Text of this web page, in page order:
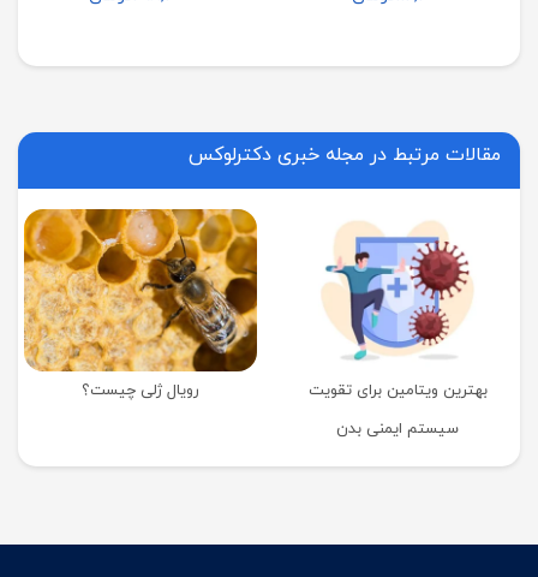
مقالات مرتبط در مجله خبری دکترلوکس
بهترین ویتامین برای تقویت
سیستم ایمنی بدن
رویال ژلی چیست؟